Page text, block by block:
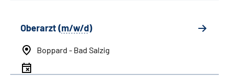
Oberarzt (m/w/d)
Boppard - Bad Salzig